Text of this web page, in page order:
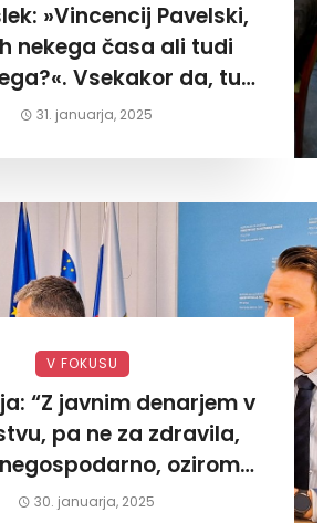
»Vincencij Pavelski,
nekega časa ali tudi
Vsekakor da, tudi
današnjega«
31. januarja, 2025
V FOKUSU
“Z javnim denarjem v
pa ne za zdravila,
oziroma
žep. Tokrat na Žalskem«
30. januarja, 2025